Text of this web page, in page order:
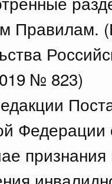
Правилам.
№ 823)